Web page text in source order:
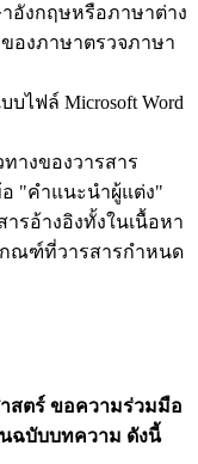
อังกฤษหรือภาษาต่าง
องภาษาตรวจภาษา
ไฟล์ Microsoft Word
างของวารสาร
"คำแนะนำผู้แต่ง"
รอ้างอิงทั้งในเนื้อหา
ณฑ์ที่วารสารกำหนด
สตร์ ขอความร่วมมือ
ฉบับบทความ ดังนี้